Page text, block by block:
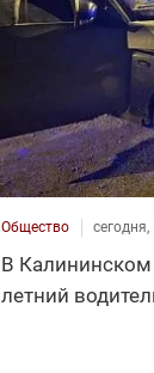
Общество сегодня,
В
летний